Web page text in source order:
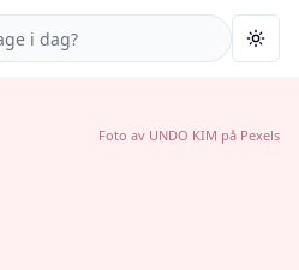
Foto av UNDO KIM på Pexels